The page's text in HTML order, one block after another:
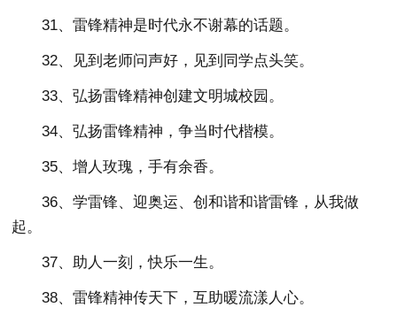
31、雷锋精神是时代永不谢幕的话题。
32、见到老师问声好，见到同学点头笑。
33、弘扬雷锋精神创建文明城校园。
34、弘扬雷锋精神，争当时代楷模。
35、增人玫瑰，手有余香。
36、学雷锋、迎奥运、创和谐和谐雷锋，从我做
起。
37、助人一刻，快乐一生。
38、雷锋精神传天下，互助暖流漾人心。